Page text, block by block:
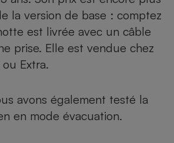
la version de base : comptez
est livrée avec un câble
prise. Elle est vendue chez
Extra.
avons également testé la
en mode évacuation.